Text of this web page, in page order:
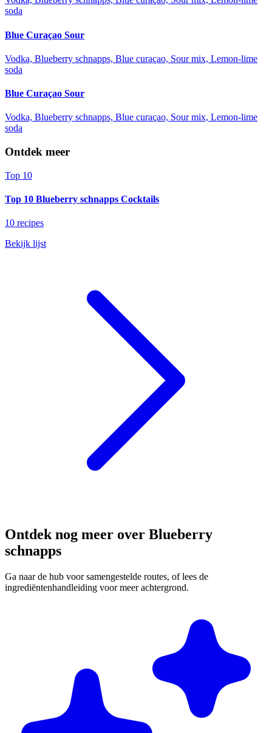
soda
Blue Curaçao Sour
Vodka, Blueberry schnapps, Blue curaçao, Sour mix, Lemon-lime
soda
Blue Curaçao Sour
Vodka, Blueberry schnapps, Blue curaçao, Sour mix, Lemon-lime
soda
Ontdek meer
Top 10
Top 10 Blueberry schnapps Cocktails
10 recipes
Bekijk lijst
Ontdek nog meer over Blueberry
schnapps
Ga naar de hub voor samengestelde routes, of lees de
ingrediëntenhandleiding voor meer achtergrond.